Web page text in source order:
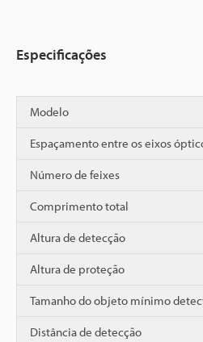
Especificações
Modelo
Espaçamento entre os eixos
Número de feixes
Comprimento total
Altura de detecção
Altura de proteção
Tamanho do objeto mínimo
Distância de detecção